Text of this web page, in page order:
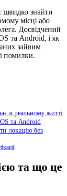
швидко знайти
місці або
Досвідчений
та Android, і як
зайвим
помилки.
в реальному житті
та Android
локацію без
та що це